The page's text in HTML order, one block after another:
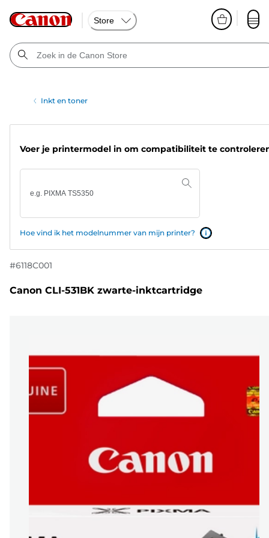
Store
Inkt en toner
Voer je printermodel in om compatibiliteit te
Hoe vind ik het modelnummer van mijn printer?
#6118C001
Canon CLI-531BK zwarte-inktcartridge